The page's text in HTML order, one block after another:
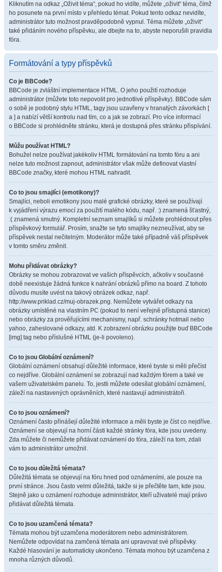
Kliknutím na odkaz „Oživit téma“, pokud ho vidíte, můžete „oživit“ téma, čímž
ho posunete na první místo v přehledu témat. Pokud tento odkaz nevidíte,
administrátor tuto možnost pravděpodobně vypnul. Téma můžete „oživit“
také přidáním nového příspěvku, ale dbejte na to, abyste neporušili pravidla
fóra.
Formátování a typy příspěvků
Co je BBCode?
BBCode je zvláštní implementace HTML. O jeho použití rozhoduje
administrátor (můžete toto nepovolit pro jednotlivé příspěvky). BBCode sám
o sobě je podobný stylu HTML, tagy jsou uzavřeny v hranatých závorkách [
a ] a nabízí větší kontrolu nad tím, co a jak se zobrazí. Pro více informací
o BBCode si prohlédněte stránku, která je dostupná přes stránku přispívání.
Můžu používat HTML?
Bohužel nelze používat jakékoliv HTML formátování na tomto fóru a ani
nelze tuto možnost zapnout, administrátor však může definovat vlastní
BBCode značky, které mohou HTML nahradit.
Co to jsou smajlíci (emotikony)?
Smajlíci, neboli emotikony jsou malé grafické obrázky, které se používají
k vyjádření výrazu emocí za použití malého kódu, např. :) znamená šťastný,
:( znamená smutný. Kompletní seznam smajlíků si můžete prohlédnout přes
příspěvkový formulář. Prosím, snažte se tyto smajlíky nezneužívat, aby se
příspěvek nestal nečitelným. Moderátor může také případně váš příspěvek
v tomto směru změnit.
Mohu přidávat obrázky?
Obrázky se mohou zobrazovat ve vašich příspěvcích, ačkoliv v současné
době neexistuje žádná funkce k nahrání obrázků přímo na board. Z tohoto
důvodu musíte uvést na takový obrázek odkaz, např.
http://www.priklad.cz/muj-obrazek.png. Nemůžete vytvářet odkazy na
obrázky umístěné na vlastním PC (pokud to není veřejně přístupná stanice)
nebo obrázky za prověřujícími mechanismy, např. schránky hotmail nebo
yahoo, zaheslované odkazy, atd. K zobrazení obrázku použijte buď BBCode
[img] tag nebo příslušné HTML (je-li povoleno).
Co to jsou Globální oznámení?
Globální oznámení obsahují důležité informace, které byste si měli přečíst
co nejdříve. Globální oznámení se zobrazují nad každým fórem a také ve
vašem uživatelském panelu. To, jestli můžete odesílat globální oznámení,
záleží na nastavených oprávněních, které nastavují administrátoři.
Co to jsou oznámení?
Oznámení často přinášejí důležité informace a měli byste je číst co nejdříve.
Oznámení se objevují na horní části každé stránky fóra, kde jsou uvedeny.
Zda můžete či nemůžete přidávat oznámení do fóra, záleží na tom, zdali
vám to administrátor umožnil.
Co to jsou důležitá témata?
Důležitá témata se objevují na fóru hned pod oznámeními, ale pouze na
první stránce. Jsou často velmi důležitá, takže si je přečtěte tam, kde jsou.
Stejně jako u oznámení rozhoduje administrátor, kteří uživatelé mají právo
přidávat důležitá témata.
Co to jsou uzamčená témata?
Témata mohou být uzamčena moderátorem nebo administrátorem.
Nemůžete odpovídat na zamčená témata ani upravovat své příspěvky.
Každé hlasování je automaticky ukončeno. Témata mohou být uzamčena z
mnoha různých důvodů.